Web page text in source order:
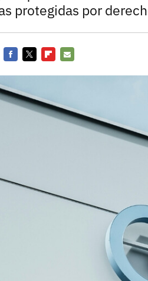
protegidas por